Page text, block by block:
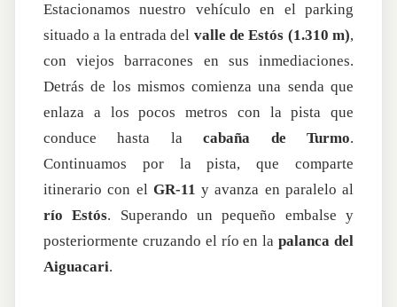
Estacionamos nuestro vehículo en el parking
situado a la entrada del valle de Estós (1.310 m),
con viejos barracones en sus inmediaciones.
Detrás de los mismos comienza una senda que
enlaza a los pocos metros con la pista que
conduce hasta lacabaña de Turmo.
Continuamos por la pista, que comparte
itinerario con el GR-11 y avanza en paralelo al
río Estós. Superando un pequeño embalse y
posteriormente cruzando el río en lapalanca del
Aiguacari.